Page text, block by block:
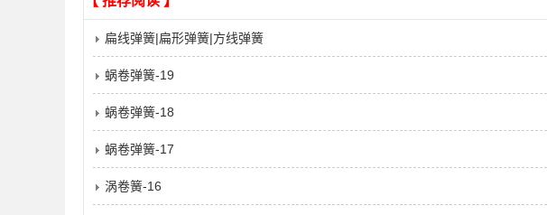
扁线弹簧|扁形弹簧|方线弹簧
蜗卷弹簧-19
蜗卷弹簧-18
蜗卷弹簧-17
涡卷簧-16